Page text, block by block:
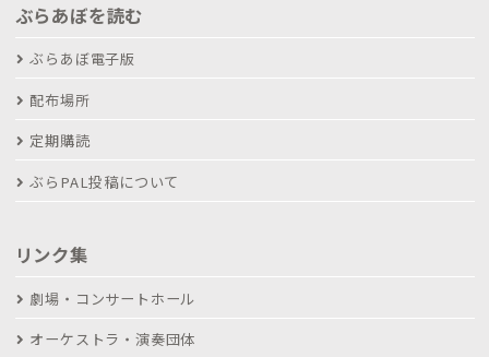
ぶらあぼを読む
ぶらあぼ電子版
配布場所
定期購読
ぶらPAL投稿について
リンク集
劇場・コンサートホール
オーケストラ・演奏団体